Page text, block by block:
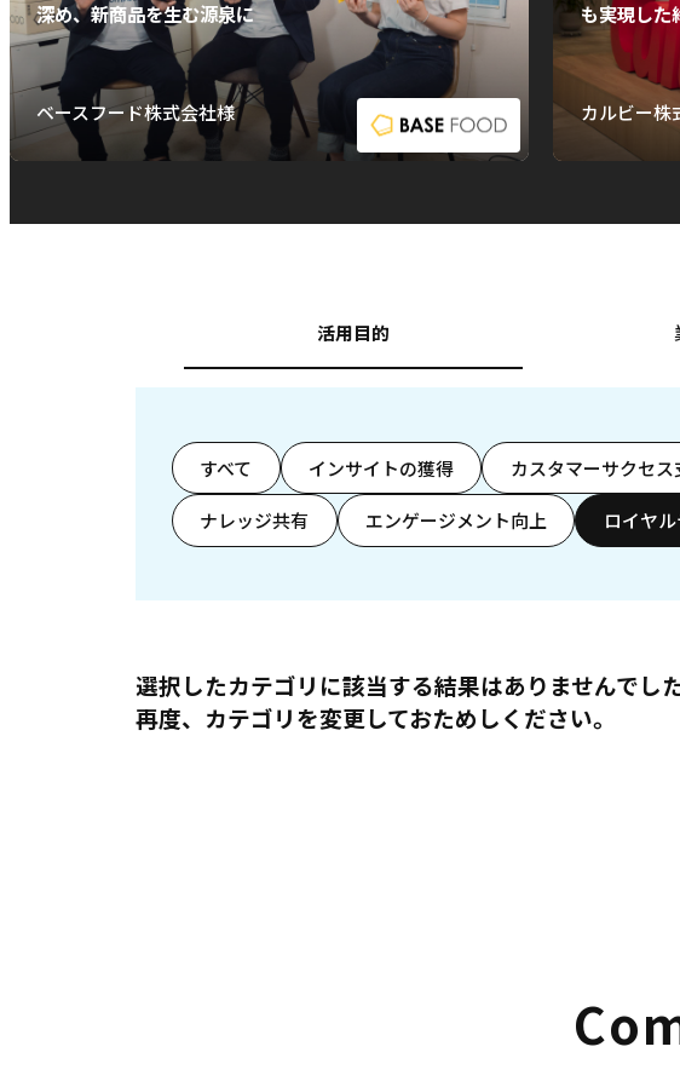
深め、新商品を生む源泉に
ベースフード株式会社様
も実現した
カルビー株
活用目的
すべて インサイトの獲得 カスタマーサクセス
ナレッジ共有 エンゲージメント向上 ロイヤル
選択したカテゴリに該当する結果はありませんでした
再度、カテゴリを変更しておためしください。